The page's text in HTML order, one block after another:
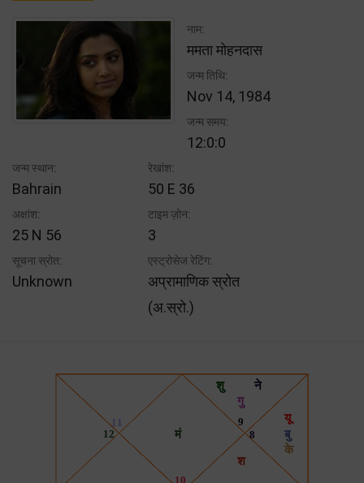
नाम:
ममता मोहनदास
जन्म तिथि:
Nov 14, 1984
जन्म समय:
12:0:0
जन्म स्थान:
Bahrain
रेखांश:
50 E 36
अक्षांश:
25 N 56
टाइम ज़ोन:
3
सूचना स्रोत:
Unknown
एस्ट्रोसेज रेटिंग:
अप्रामाणिक स्रोत
(अ.स्रो.)